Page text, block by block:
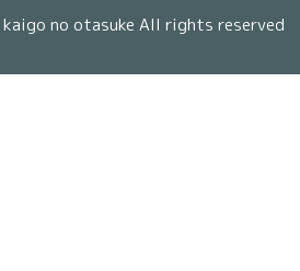
kaigo no otasuke All rights reserved